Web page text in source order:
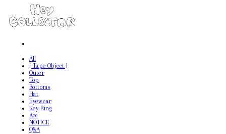
All
[ Tape Object ]
Outer
Top
Bottoms
Hat
Eyewear
Key Ring
Acc
NOTICE
Q&A